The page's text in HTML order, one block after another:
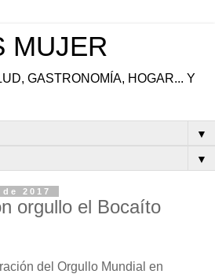
MUJER
GASTRONOMÍA, HOGAR... Y
▼
▼
2017
orgullo el Bocaíto
del Orgullo Mundial en